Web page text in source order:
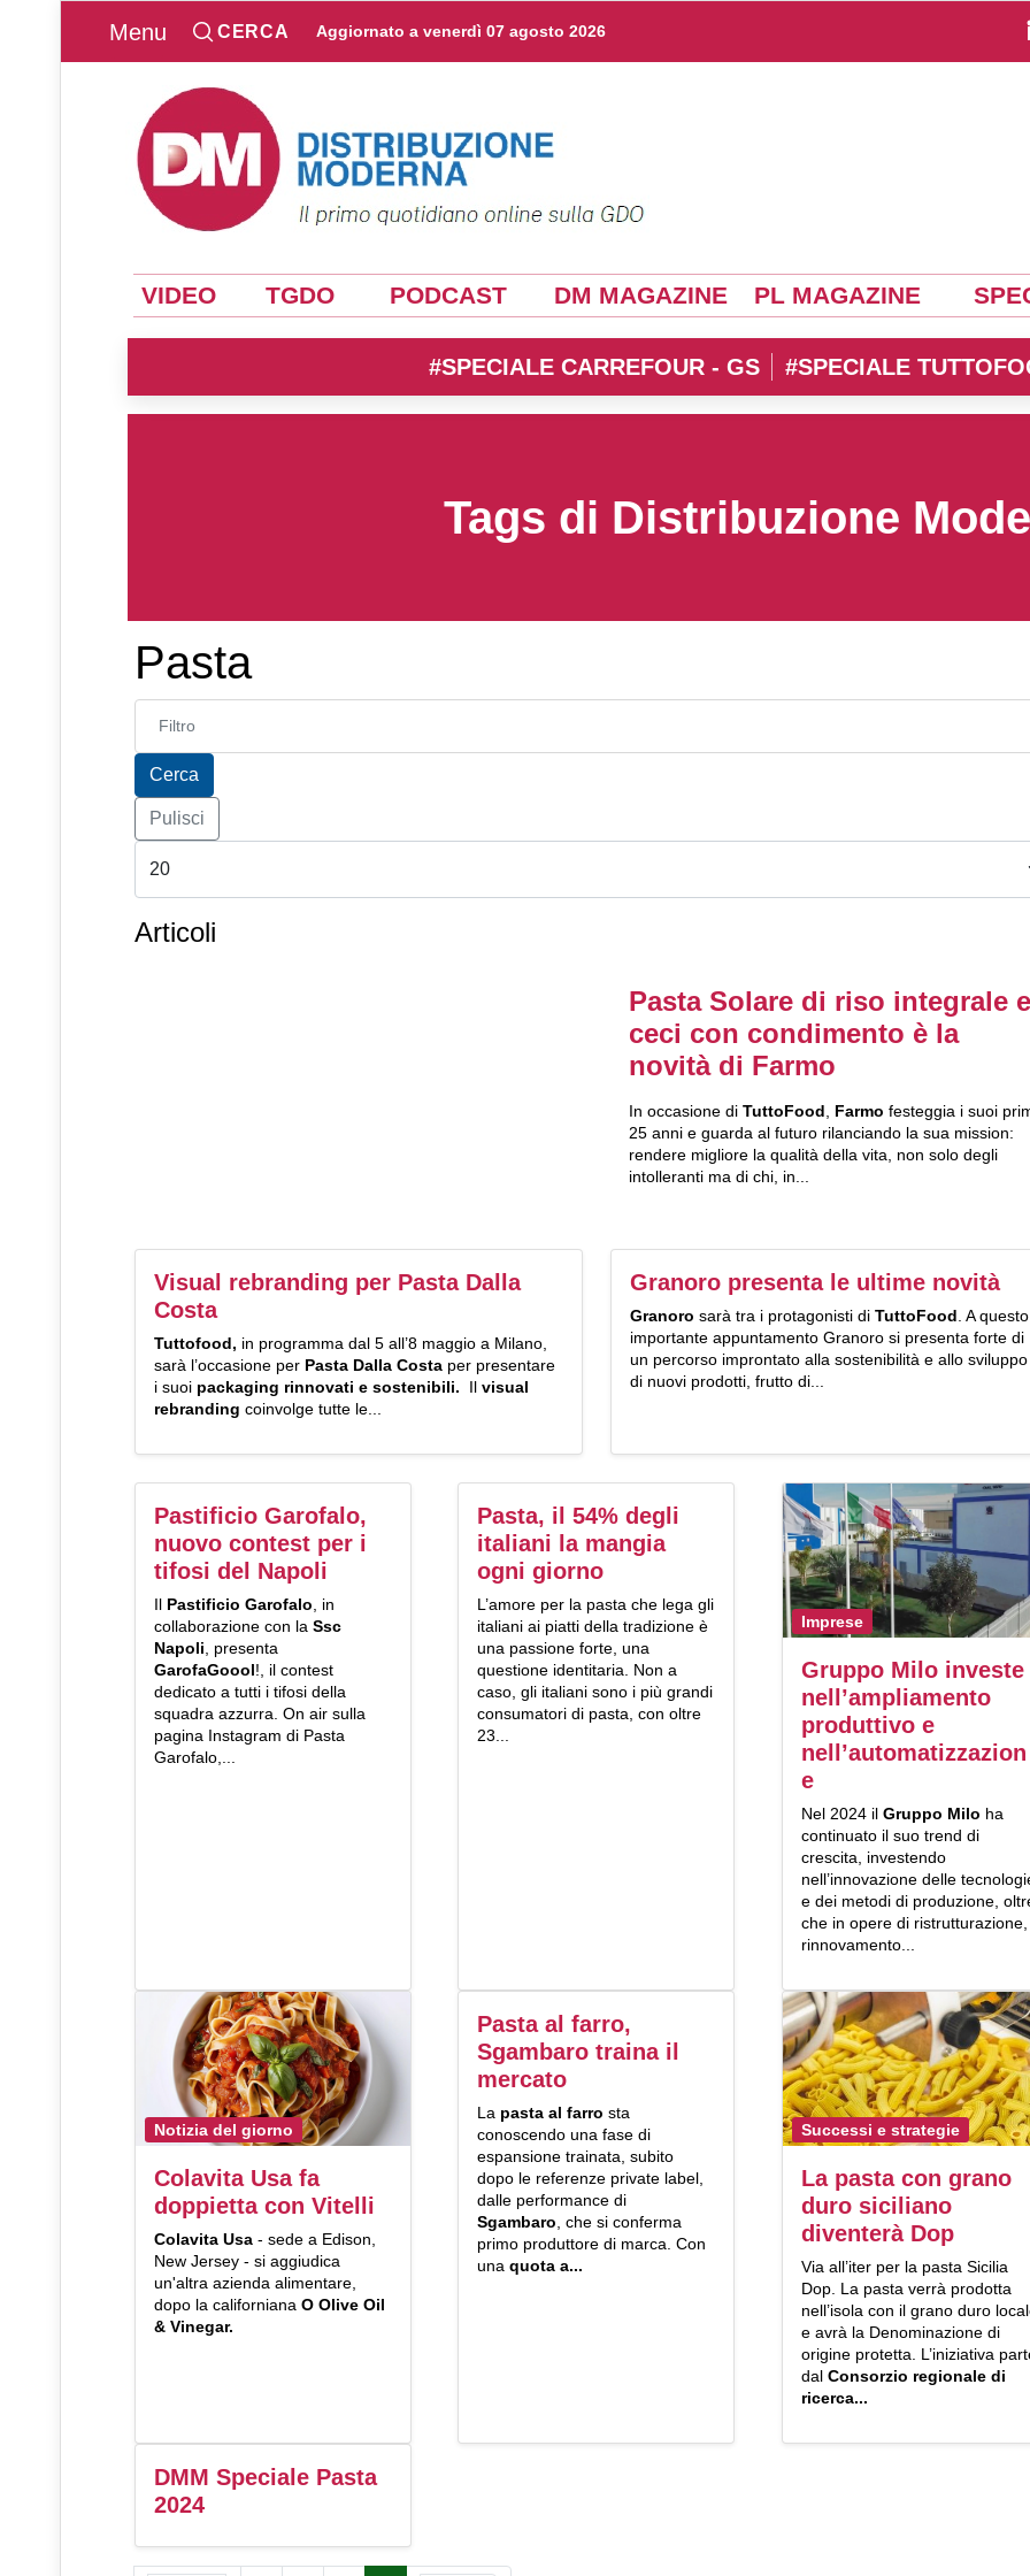
Menu CERCA Aggiornato a venerdì 07 agosto 2026
VIDEO TGDO PODCAST DM MAGAZINE PL MAGAZINE
#SPECIALE CARREFOUR - GS #SPECIALE
Tags di Distribuzione
Pasta
Inserisci parte del titolo
Cerca
Pulisci
Articoli
Pasta Solare di riso integrale e
ceci con condimento è la
novità di Farmo
In occasione di TuttoFood, Farmo festeggia i suoi
25 anni e guarda al futuro rilanciando la sua mission:
rendere migliore la qualità della vita, non solo degli
intolleranti ma di chi, in...
Visual rebranding per Pasta Dalla
Costa
Tuttofood, in programma dal 5 all’8 maggio a Milano,
sarà l’occasione per Pasta Dalla Costa per presentare
i suoi packaging rinnovati e sostenibili. Il visual
rebranding coinvolge tutte le...
Granoro presenta le ultime novità
Granoro sarà tra i protagonisti di TuttoFood . A questo
importante appuntamento Granoro si presenta forte di
un percorso improntato alla sostenibilità e allo sviluppo
di nuovi prodotti, frutto di...
Pastificio Garofalo,
nuovo contest per i
tifosi del Napoli
Il Pastificio Garofalo , in
collaborazione con la Ssc
Napoli , presenta
GarofaGoool!, il contest
dedicato a tutti i tifosi della
squadra azzurra. On air sulla
pagina Instagram di Pasta
Garofalo,...
Pasta, il 54% degli
italiani la mangia
ogni giorno
L’amore per la pasta che lega gli
italiani ai piatti della tradizione è
una passione forte, una
questione identitaria. Non a
caso, gli italiani sono i più grandi
consumatori di pasta, con oltre
23...
Imprese
Gruppo Milo investe
nell’ampliamento
produttivo e
nell’automatizzazion
e
Nel 2024 il Gruppo Milo ha
continuato il suo trend di
crescita, investendo
nell’innovazione delle
e dei metodi di produzione,
che in opere di ristrutturazione,
rinnovamento...
Notizia del giorno
Colavita Usa fa
doppietta con Vitelli
Colavita Usa - sede a Edison,
New Jersey - si aggiudica
un'altra azienda alimentare,
dopo la californiana O Olive Oil
& Vinegar.
Pasta al farro,
Sgambaro traina il
mercato
La pasta al farro sta
conoscendo una fase di
espansione trainata, subito
dopo le referenze private label,
dalle performance di
Sgambaro , che si conferma
primo produttore di marca. Con
unaquota a...
Successi e strategie
La pasta con grano
duro siciliano
diventerà Dop
Via all’iter per la pasta Sicilia
Dop. La pasta verrà prodotta
nell’isola con il grano duro
e avrà la Denominazione di
origine protetta. L’iniziativa
dal Consorzio regionale di
ricerca...
DMM Speciale Pasta
2024